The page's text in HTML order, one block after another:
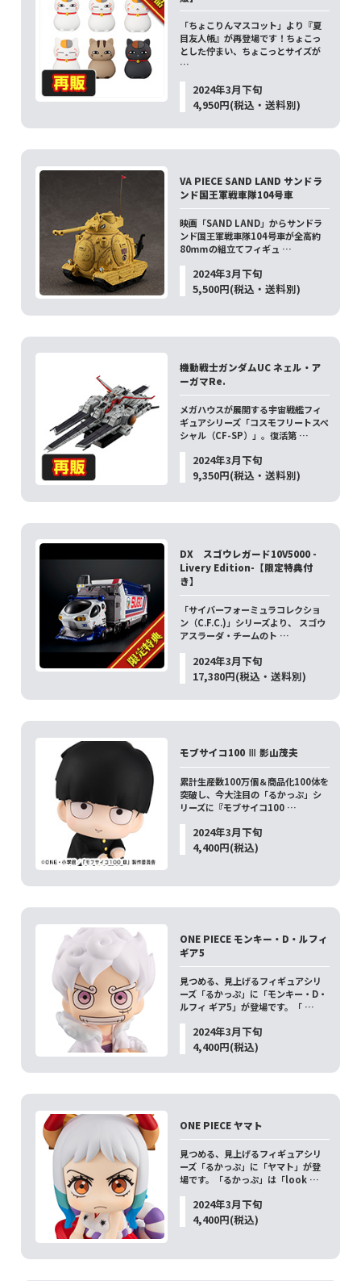
「ちょこりんマスコット」より『夏
目友人帳』が再登場です！ちょこっ
とした佇まい、ちょこっとサイズが
…
2024年3月下旬
4,950円(税込・送料別)
VA PIECE SAND LAND サンドラ
ンド国王軍戦車隊104号車
映画「SAND LAND」からサンドラ
ンド国王軍戦車隊104号車が全高約
80ｍｍの組立てフィギュ …
2024年3月下旬
5,500円(税込・送料別)
機動戦士ガンダムUC ネェル・ア
ーガマRe.
メガハウスが展開する宇宙戦艦フィ
ギュアシリーズ「コスモフリートスペ
シャル（CF-SP）」。復活第 …
2024年3月下旬
9,350円(税込・送料別)
DX スゴウレガード10V5000 -
Livery Edition-【限定特典付
き】
「サイバーフォーミュラコレクショ
ン（C.F.C.)」シリーズより、 スゴウ
アスラーダ・チームのト …
2024年3月下旬
17,380円(税込・送料別)
モブサイコ100 Ⅲ 影山茂夫
累計生産数100万個＆商品化100体を
突破し、今大注目の「るかっぷ」シ
リーズに『モブサイコ100 …
2024年3月下旬
4,400円(税込)
ONE PIECE モンキー・D・ルフィ
ギア5
見つめる、見上げるフィギュアシリ
ーズ「るかっぷ」に「モンキー・D・
ルフィ ギア5」が登場です。「 …
2024年3月下旬
4,400円(税込)
ONE PIECE ヤマト
見つめる、見上げるフィギュアシリ
ーズ「るかっぷ」に「ヤマト」が登
場です。「るかっぷ」は「look …
2024年3月下旬
4,400円(税込)